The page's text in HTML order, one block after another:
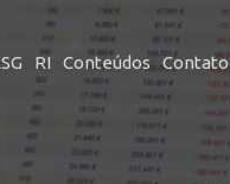
RI Conteúdos Contato